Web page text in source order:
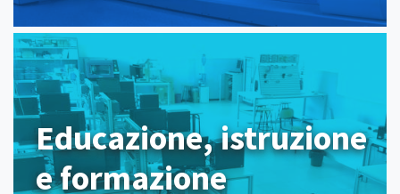
Educazione, istruzione
e formazione